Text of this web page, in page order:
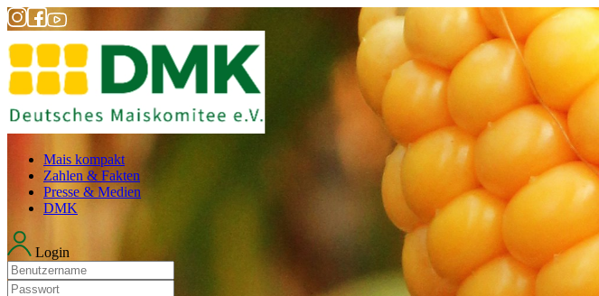
Mais kompakt
Zahlen & Fakten
Presse & Medien
DMK
Login